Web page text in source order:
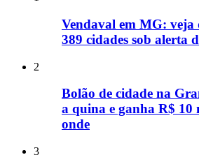
Vendaval em MG: veja
389 cidades sob alerta
2
Bolão de cidade na
a quina e ganha R$ 10
onde
3